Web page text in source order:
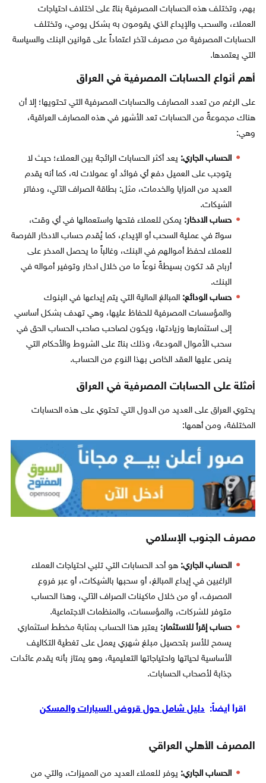
بهم، وتختلف هذه الحسابات المصرفية بناءً على اختلاف احتياجات
العملاء، والسحب والإيداع الذي يقومون به بشكل يومي، وتختلف
الحسابات المصرفية من مصرف لآخر اعتماداً على قوانين البنك والسياسة
التي يعتمدها.
أهم أنواع الحسابات المصرفية في العراق
على الرغم من تعدد المصارف والحسابات المصرفية التي تحتويها؛ إلا أن
هناك مجموعةً من الحسابات تعد الأشهر في هذه المصارف العراقية،
وهي:
الحساب الجاري: يعد أكثر الحسابات الرائجة بين العملاء؛ حيث لا
يتوجب على العميل دفع أي فوائد أو عمولات له، كما أنه يقدم
العديد من المزايا والخدمات، مثل: بطاقة الصراف الآلي، ودفاتر
الشيكات.
حساب الادخار: يمكن للعملاء فتحها واستعمالها في أي وقت،
سواءً في عملية السحب أو الإيداع، كما يُقدم حساب الادخار الفرصة
للعملاء لحفظ أموالهم في البنك، وغالباً ما يحصل المدخر على
أرباح قد تكون بسيطةً نوعاً ما من خلال ادخار وتوفير أمواله في
البنك.
حساب الودائع: المبالغ المالية التي يتم إيداعها في البنوك
والمؤسسات المصرفية للحفاظ عليها، وهي تهدف بشكل أساسي
إلى استثمارها وزيادتها، ويكون لصاحب صاحب الحساب الحق في
سحب الأموال المودعة، وذلك بناءً على الشروط والأحكام التي
ينص عليها العقد الخاص بهذا النوع من الحساب.
أمثلة على الحسابات المصرفية في العراق
يحتوي العراق على العديد من الدول التي تحتوي على هذه الحسابات
المختلفة، ومن أهمها:
مصرف الجنوب الإسلامي
الحساب الجاري: هو أحد الحسابات التي تلبي احتياجات العملاء
الراغبين في إيداع المبالغ، أو سحبها بالشيكات، أو عبر فروع
المصرف، أو من خلال ماكينات الصراف الآلي، وهذا الحساب
متوفر للشركات، والمؤسسات، والمنظمات الاجتماعية.
حساب إقرأ للاستثمار: يعتبر هذا الحساب بمثابة مخطط استثماري
يسمح للأسر بتحصيل مبلغ شهري يعمل على تغطية التكاليف
الأساسية لحياتها واحتياجاتها التعليمية، وهو يمتاز بأنه يقدم عائدات
جذابة لأصحاب الحسابات.
اقرأ أيضاً: دليل شامل حول قروض السيارات والمسكن
المصرف الأهلي العراقي
الحساب الجاري: يوفر للعملاء العديد من المميزات، والتي من